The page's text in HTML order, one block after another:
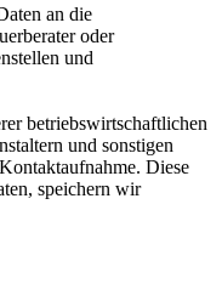
an die
oder
und
betriebswirtschaftlichen
und sonstigen
Diese
speichern wir